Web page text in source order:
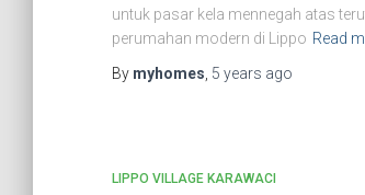
untuk pasar kela mennegah atas
perumahan modern di Lippo Read
By myhomes 5 years ago
LIPPO VILLAGE KARAWACI